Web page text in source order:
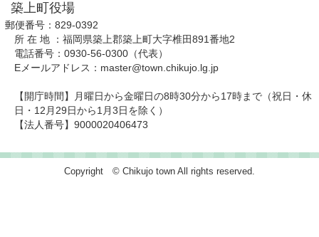
築上町役場
郵便番号：829-0392
所 在 地 ：福岡県築上郡築上町大字椎田891番地2
電話番号：0930-56-0300（代表）
Eメールアドレス：master@town.chikujo.lg.jp
【開庁時間】月曜日から金曜日の8時30分から17時まで（祝日・休
日・12月29日から1月3日を除く）
【法人番号】9000020406473
Copyright © Chikujo town All rights reserved.